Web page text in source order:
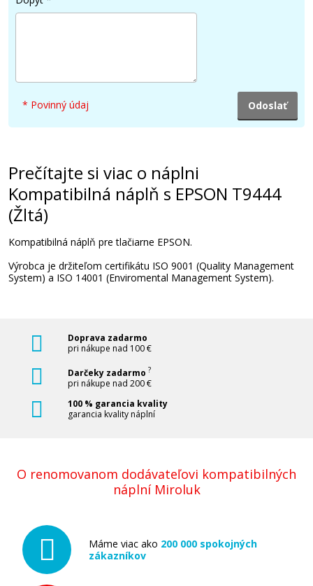
Kompatibilná náplň
41,90 €
Kompatibilná náplň s EPSON T9451
Kompatibilná náplň
41,90 €
* Povinný údaj
Prečítajte si viac o náplni
Kompatibilná náplň s EPSON T9444
(Žltá)
Kompatibilná náplň pre tlačiarne EPSON.
Výrobca je držiteľom certifikátu ISO 9001 (Quality Management
System) a ISO 14001 (Enviromental Management System).
Doprava zadarmo
pri nákupe nad 100 €
Darčeky zadarmo ?
pri nákupe nad 200 €
100 % garancia kvality
garancia kvality náplní
O renomovanom dodávateľovi kompatibilných
náplní Miroluk
Máme viac ako 200 000 spokojných
zákazníkov